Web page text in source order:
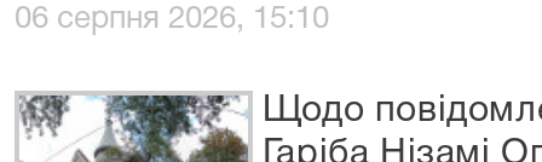
06 серпня 2026, 15:10
Щодо
Гаріба Нізамі